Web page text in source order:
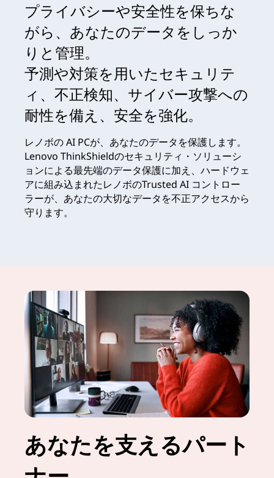
プライバシーや安全性を保ちな
がら、あなたのデータをしっか
りと管理。
予測や対策を用いたセキュリテ
ィ、不正検知、サイバー攻撃への
耐性を備え、安全を強化。
レノボの AI PCが、あなたのデータを保護します。
Lenovo ThinkShieldのセキュリティ・ソリューシ
ョンによる最先端のデータ保護に加え、ハードウェ
アに組み込まれたレノボのTrusted AI コントロー
ラーが、あなたの大切なデータを不正アクセスから
守ります。
あなたを支えるパート